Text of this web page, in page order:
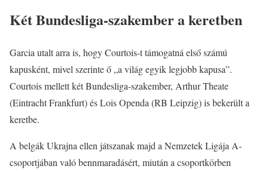
Két Bundesliga-szakember a keretben
Garcia utalt arra is, hogy Courtois-t támogatná első számú
kapusként, mivel szerinte ő „a világ egyik legjobb kapusa”.
Courtois mellett két Bundesliga-szakember, Arthur Theate
(Eintracht Frankfurt) és Lois Openda (RB Leipzig) is bekerült a
keretbe.
A belgák Ukrajna ellen játszanak majd a Nemzetek Ligája A-
csoportjában való bennmaradásért, miután a csoportkörben